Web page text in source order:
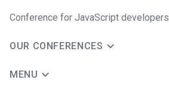
Conference for JavaScript developers
OUR CONFERENCES
MENU